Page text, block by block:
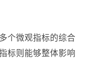
个微观指标的综合
标则能够整体影响